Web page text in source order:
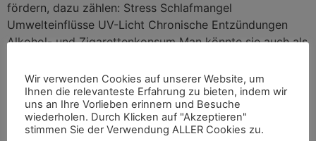
fördern, dazu zählen: Stress Schlafmangel
Umwelteinflüsse UV-Licht Chronische Entzündungen
Alkohol- und Zigarettenkonsum Man könnte sie auch als
an Chemie erinnern? Die äußere Schale […]
LASST ES KNALLEN MIT SUPERFOODS UND
ESST BUNT
Wir verwenden Cookies auf unserer Website, um
Ihnen die relevanteste Erfahrung zu bieten, indem wir
uns an Ihre Vorlieben erinnern und Besuche
wiederholen. Durch Klicken auf "Akzeptieren"
stimmen Sie der Verwendung ALLER Cookies zu.